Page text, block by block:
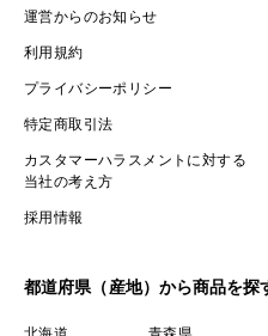
運営からのお知らせ
利用規約
プライバシーポリシー
特定商取引法
カスタマーハラスメントに対する
当社の考え方
採用情報
都道府県（産地）から商品を探